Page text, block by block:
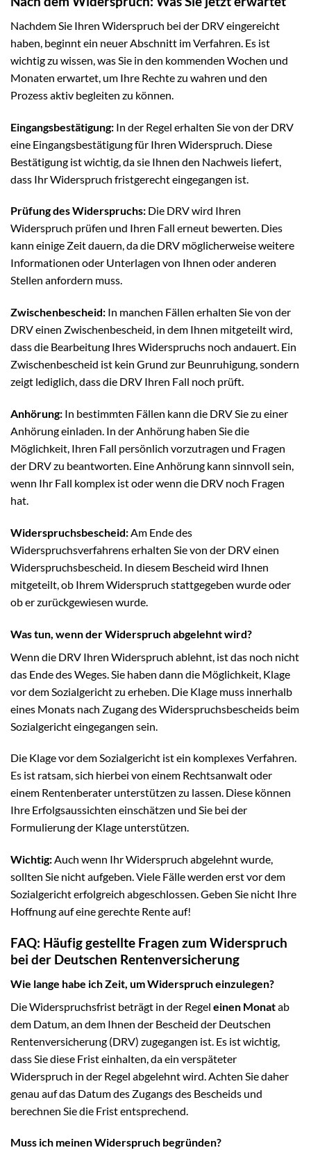
Nachdem Sie Ihren Widerspruch bei der DRV eingereicht
haben, beginnt ein neuer Abschnitt im Verfahren. Es ist
wichtig zu wissen, was Sie in den kommenden Wochen und
Monaten erwartet, um Ihre Rechte zu wahren und den
Prozess aktiv begleiten zu können.
Eingangsbestätigung: In der Regel erhalten Sie von der DRV
eine Eingangsbestätigung für Ihren Widerspruch. Diese
Bestätigung ist wichtig, da sie Ihnen den Nachweis liefert,
dass Ihr Widerspruch fristgerecht eingegangen ist.
Prüfung des Widerspruchs: Die DRV wird Ihren
Widerspruch prüfen und Ihren Fall erneut bewerten. Dies
kann einige Zeit dauern, da die DRV möglicherweise weitere
Informationen oder Unterlagen von Ihnen oder anderen
Stellen anfordern muss.
Zwischenbescheid: In manchen Fällen erhalten Sie von der
DRV einen Zwischenbescheid, in dem Ihnen mitgeteilt wird,
dass die Bearbeitung Ihres Widerspruchs noch andauert. Ein
Zwischenbescheid ist kein Grund zur Beunruhigung, sondern
zeigt lediglich, dass die DRV Ihren Fall noch prüft.
Anhörung: In bestimmten Fällen kann die DRV Sie zu einer
Anhörung einladen. In der Anhörung haben Sie die
Möglichkeit, Ihren Fall persönlich vorzutragen und Fragen
der DRV zu beantworten. Eine Anhörung kann sinnvoll sein,
wenn Ihr Fall komplex ist oder wenn die DRV noch Fragen
hat.
Widerspruchsbescheid:Am Ende des
Widerspruchsverfahrens erhalten Sie von der DRV einen
Widerspruchsbescheid. In diesem Bescheid wird Ihnen
mitgeteilt, ob Ihrem Widerspruch stattgegeben wurde oder
ob er zurückgewiesen wurde.
Was tun, wenn der Widerspruch abgelehnt wird?
Wenn die DRV Ihren Widerspruch ablehnt, ist das noch nicht
das Ende des Weges. Sie haben dann die Möglichkeit, Klage
vor dem Sozialgericht zu erheben. Die Klage muss innerhalb
eines Monats nach Zugang des Widerspruchsbescheids beim
Sozialgericht eingegangen sein.
Die Klage vor dem Sozialgericht ist ein komplexes Verfahren.
Es ist ratsam, sich hierbei von einem Rechtsanwalt oder
einem Rentenberater unterstützen zu lassen. Diese können
Ihre Erfolgsaussichten einschätzen und Sie bei der
Formulierung der Klage unterstützen.
Wichtig:Auch wenn Ihr Widerspruch abgelehnt wurde,
sollten Sie nicht aufgeben. Viele Fälle werden erst vor dem
Sozialgericht erfolgreich abgeschlossen. Geben Sie nicht Ihre
Hoffnung auf eine gerechte Rente auf!
FAQ: Häufig gestellte Fragen zum Widerspruch
bei der Deutschen Rentenversicherung
Wie lange habe ich Zeit, um Widerspruch einzulegen?
Die Widerspruchsfrist beträgt in der Regel einen Monatab
dem Datum, an dem Ihnen der Bescheid der Deutschen
Rentenversicherung (DRV) zugegangen ist. Es ist wichtig,
dass Sie diese Frist einhalten, da ein verspäteter
Widerspruch in der Regel abgelehnt wird. Achten Sie daher
genau auf das Datum des Zugangs des Bescheids und
berechnen Sie die Frist entsprechend.
Muss ich meinen Widerspruch begründen?